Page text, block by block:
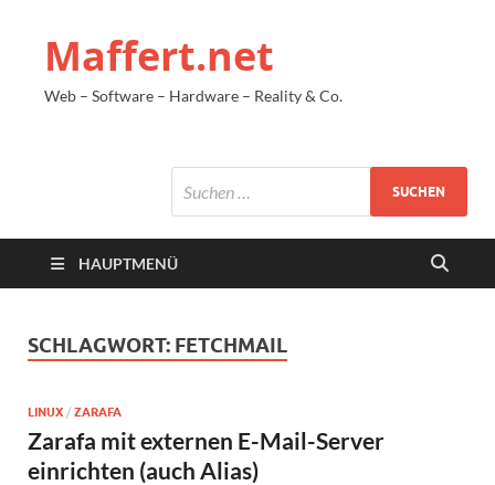
Maffert.net
Web – Software – Hardware – Reality & Co.
HAUPTMENÜ
SCHLAGWORT: FETCHMAIL
LINUX / ZARAFA
Zarafa mit externen E-Mail-Server
einrichten (auch Alias)